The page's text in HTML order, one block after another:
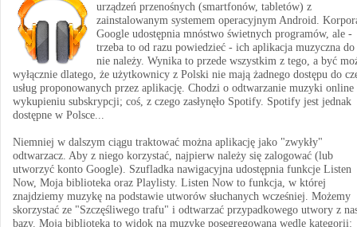
urządzeń przenośnych (smartfonów, tabletów) z
zainstalowanym systemem operacyjnym Android.
Google udostępnia mnóstwo świetnych programów, ale -
trzeba to od razu powiedzieć - ich aplikacja muzyczna
nie należy. Wynika to przede wszystkim z tego, a być
wyłącznie dlatego, że użytkownicy z Polski nie mają żadnego dostępu do
usług proponowanych przez aplikację. Chodzi o odtwarzanie muzyki online
wykupieniu subskrypcji; coś, z czego zasłynęło Spotify. Spotify jest jednak
dostępne w Polsce...
Niemniej w dalszym ciągu traktować można aplikację jako "zwykły"
odtwarzacz. Aby z niego korzystać, najpierw należy się zalogować (lub
utworzyć konto Google). Szufladka nawigacyjna udostępnia funkcje Listen
Now, Moja biblioteka oraz Playlisty. Listen Now to funkcja, w której
znajdziemy muzykę na podstawie utworów słuchanych wcześniej. Możemy
skorzystać ze "Szczęśliwego trafu" i odtwarzać przypadkowego utwory z
bazy. Moja biblioteka to widok na muzykę posegregowaną wedle kategorii: